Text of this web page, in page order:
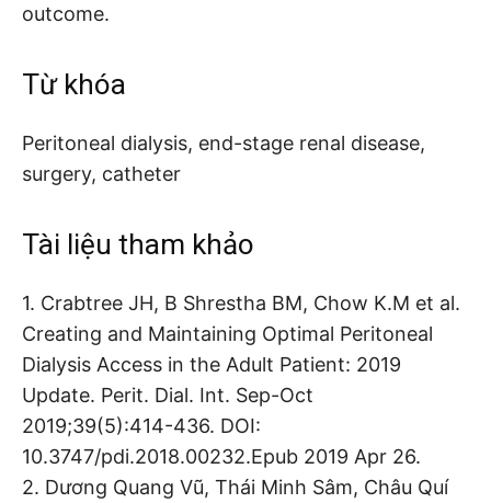
outcome.
Từ khóa
Peritoneal dialysis, end-stage renal disease,
surgery, catheter
Tài liệu tham khảo
1. Crabtree JH, B Shrestha BM, Chow K.M et al.
Creating and Maintaining Optimal Peritoneal
Dialysis Access in the Adult Patient: 2019
Update. Perit. Dial. Int. Sep-Oct
2019;39(5):414-436. DOI:
10.3747/pdi.2018.00232.Epub 2019 Apr 26.
2. Dương Quang Vũ, Thái Minh Sâm, Châu Quí